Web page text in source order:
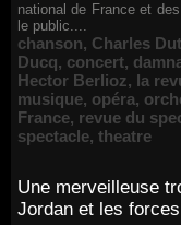
national de France et
le public....
chanson, Charles
Ducq, concert,
Hector Berlioz, la
musique, opéra,
France, revue du
spectacle, theatre
Une merveilleuse
Jordan et les